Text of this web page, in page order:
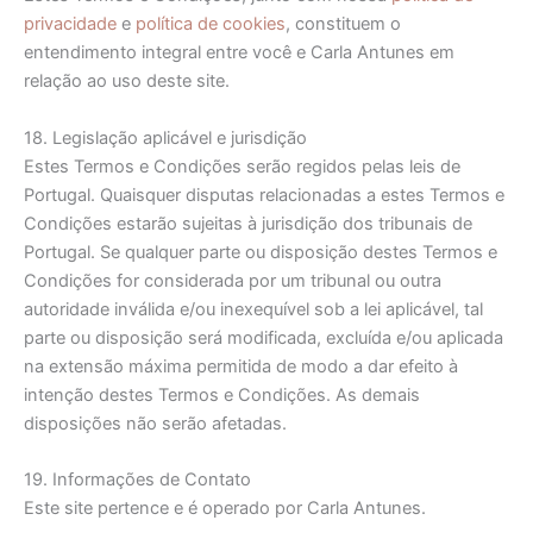
privacidade e política de cookies, constituem o
entendimento integral entre você e Carla Antunes em
relação ao uso deste site.
18. Legislação aplicável e jurisdição
Estes Termos e Condições serão regidos pelas leis de
Portugal. Quaisquer disputas relacionadas a estes Termos e
Condições estarão sujeitas à jurisdição dos tribunais de
Portugal. Se qualquer parte ou disposição destes Termos e
Condições for considerada por um tribunal ou outra
autoridade inválida e/ou inexequível sob a lei aplicável, tal
parte ou disposição será modificada, excluída e/ou aplicada
na extensão máxima permitida de modo a dar efeito à
intenção destes Termos e Condições. As demais
disposições não serão afetadas.
19. Informações de Contato
Este site pertence e é operado por Carla Antunes.